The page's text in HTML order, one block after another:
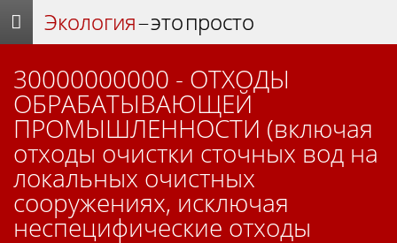
Экология– это просто
30000000000 - ОТХОДЫ
ОБРАБАТЫВАЮЩЕЙ
ПРОМЫШЛЕННОСТИ (включая
отходы очистки сточных вод на
локальных очистных
сооружениях, исключая
неспецифические отходы